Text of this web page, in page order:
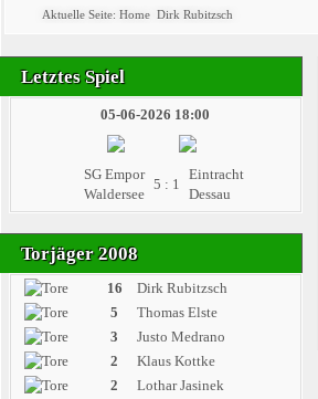
Aktuelle Seite: Home Dirk Rubitzsch
Letztes Spiel
05-06-2026 18:00
SG Empor
Waldersee
5 : 1
Eintracht
Dessau
Torjäger 2008
16
Dirk Rubitzsch
5
Thomas Elste
3
Justo Medrano
2
Klaus Kottke
2
Lothar Jasinek